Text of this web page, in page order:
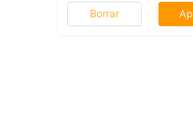
Borrar